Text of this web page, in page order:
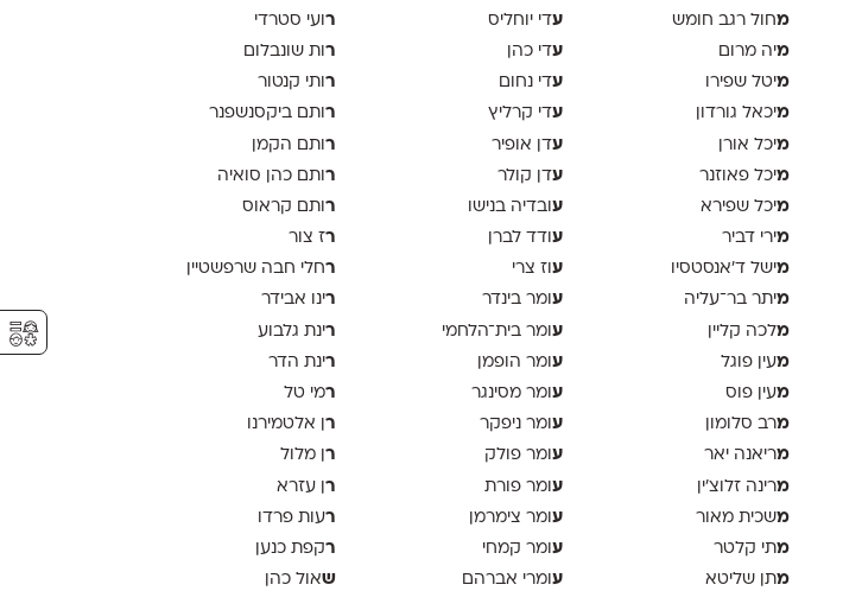
מחול רגב חומש
מיה מרום
מיטל שפירו
מיכאל גורדון
מיכל אורן
מיכל פאוזנר
מיכל שפירא
מירי דביר
מישל ד׳אנסטסיו
מיתר בר־עליה
מלכה קליין
מעין פוגל
מעין פוס
מרב סלומון
מריאנה יאר
מרינה זלוצ׳ין
משכית מאור
מתי קלטר
מתן שליטא
עדי יוחליס
עדי כהן
עדי נחום
עדי קרליץ
עדן אופיר
עדן קולר
ע ובדיה בנישו
ע ודד לברן
ע וז צרי
ע ומר בינדר
ע ומר בית־הלחמי
ע ומר הופמן
ע ומר מסינגר
ע ומר ניפקר
ע ומר פולק
ע ומר פורת
ע ומר צימרמן
ע ומר קמחי
ע ומרי אברהם
רועי סטרדי
רות שונבלום
רותי קנטור
רותם ביקסנשפנר
רותם הקמן
רותם כהן סואיה
רותם קראוס
רז צור
רחלי חבה שרפשטיין
רינו אבידר
רינת גלבוע
רינת הדר
רמי טל
רן אלטמירנו
רן מלול
רן עזרא
רעות פרדו
רקפת כנען
שאול כהן
⚥︎